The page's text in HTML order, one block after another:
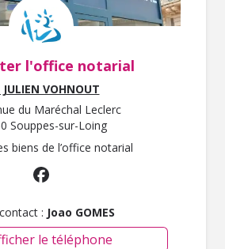
l'office notarial
JULIEN VOHNOUT
du Maréchal Leclerc
Souppes-sur-Loing
biens de l’office notarial
: Joao GOMES
le téléphone